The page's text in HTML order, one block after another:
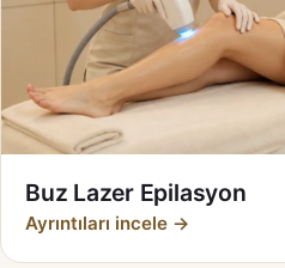
Buz Lazer Epilasyon
Ayrıntıları incele →